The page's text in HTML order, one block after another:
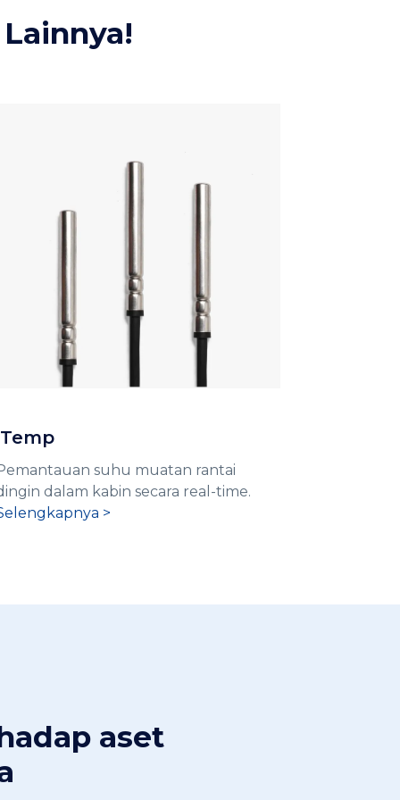
suhu muatan rantai
dalam kabin secara real-time.
>
aset